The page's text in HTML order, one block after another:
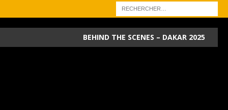
BEHIND THE SCENES – DAKAR 2025